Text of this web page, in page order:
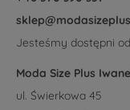
Jesteśmy dostępni
Moda Size Plus
ul. Świerkowa 45